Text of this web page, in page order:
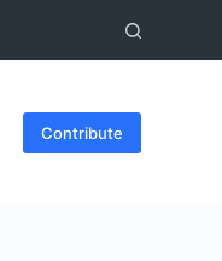
Contribute